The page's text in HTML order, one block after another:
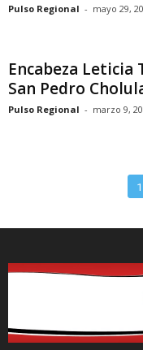
Pulso Regional - mayo 29,
Encabeza Leticia
San Pedro
Pulso Regional - marzo 9,
1